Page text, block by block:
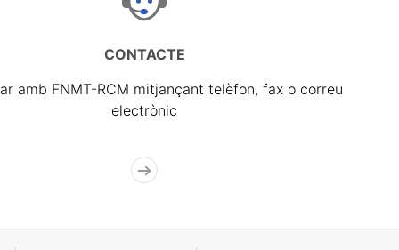
CONTACTE
amb FNMT-RCM mitjançant telèfon, fax o correu
electrònic